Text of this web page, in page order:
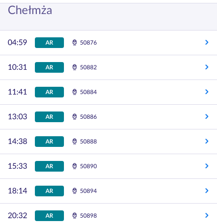
Chełmża
04:59 AR 50876
10:31 AR 50882
11:41 AR 50884
13:03 AR 50886
14:38 AR 50888
15:33 AR 50890
18:14 AR 50894
20:32 AR 50898